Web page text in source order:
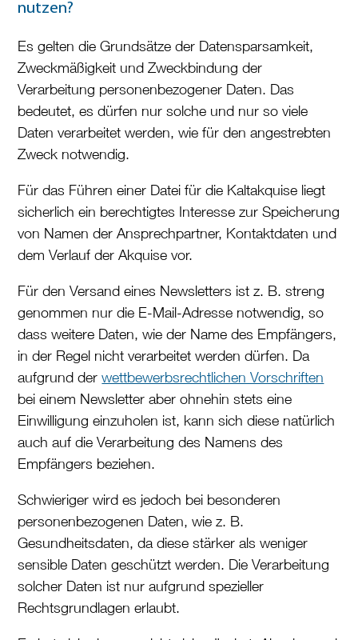
nutzen?
Es gelten die Grundsätze der Datensparsamkeit,
Zweckmäßigkeit und Zweckbindung der
Verarbeitung personenbezogener Daten. Das
bedeutet, es dürfen nur solche und nur so viele
Daten verarbeitet werden, wie für den angestrebten
Zweck notwendig.
Für das Führen einer Datei für die Kaltakquise liegt
sicherlich ein berechtigtes Interesse zur Speicherung
von Namen der Ansprechpartner, Kontaktdaten und
dem Verlauf der Akquise vor.
Für den Versand eines Newsletters ist z. B. streng
genommen nur die E-Mail-Adresse notwendig, so
dass weitere Daten, wie der Name des Empfängers,
in der Regel nicht verarbeitet werden dürfen. Da
aufgrund derwettbewerbsrechtlichen Vorschriften
bei einem Newsletter aber ohnehin stets eine
Einwilligung einzuholen ist, kann sich diese natürlich
auch auf die Verarbeitung des Namens des
Empfängers beziehen.
Schwieriger wird es jedoch bei besonderen
personenbezogenen Daten, wie z. B.
Gesundheitsdaten, da diese stärker als weniger
sensible Daten geschützt werden. Die Verarbeitung
solcher Daten ist nur aufgrund spezieller
Rechtsgrundlagen erlaubt.